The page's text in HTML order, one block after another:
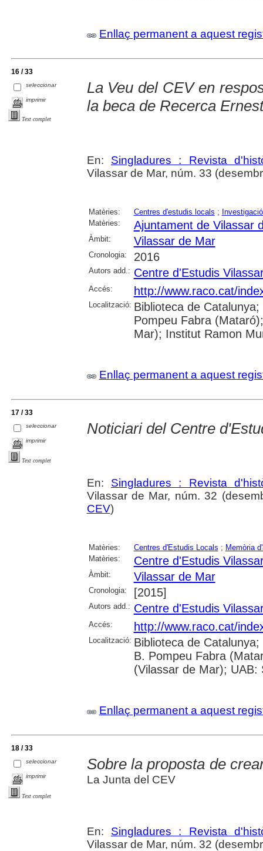
Enllaç permanent a aquest
16 / 33
seleccionar
imprimir
Text complet
La Veu del CEV en
la beca de Recerca
En: Singladures : Revista
Vilassar de Mar, núm. 33
Matèries: Centres d'estudis locals ;
Matèries:
Ajuntament de Vilassar
Àmbit: Vilassar de Mar
Cronologia: 2016
Autors add.: Centre d'Estudis
Accés: http://www.raco.cat/
Localització: Biblioteca de
Pompeu Fabra
Mar); Institut Ramon
Enllaç permanent a aquest
17 / 33
seleccionar
imprimir
Text complet
Noticiari del Centre
En: Singladures : Revista
Vilassar de Mar, núm. 32
CEV)
Matèries: Centres d'Estudis Locals ; Memòria
Matèries:
Centre d'Estudis
Àmbit: Vilassar de Mar
Cronologia: [2015]
Autors add.: Centre d'Estudis
Accés: http://www.raco.cat/
Localització: Biblioteca de
B. Pompeu Fabra
(Vilassar de Mar); UAB:
Enllaç permanent a aquest
18 / 33
seleccionar
imprimir
Text complet
Sobre la proposta de
La Junta del CEV
En: Singladures : Revista
Vilassar de Mar, núm. 32